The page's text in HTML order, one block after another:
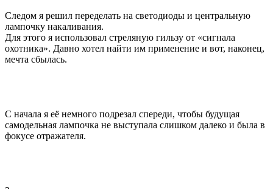
Следом я решил переделать на светодиоды и центральную
лампочку накаливания.
Для этого я использовал стреляную гильзу от «сигнала
охотника». Давно хотел найти им применение и вот, наконец,
мечта сбылась.
С начала я её немного подрезал спереди, чтобы будущая
самодельная лампочка не выступала слишком далеко и была в
фокусе отражателя.